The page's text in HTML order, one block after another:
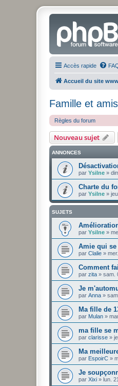
Accès rapide
Accueil du site
Famille et amis
Règles du forum
Nouveau sujet
ANNONCES
par Ysilne »
Charte du
par Ysilne »
SUJETS
par Ysilne »
Amie qui
par Clalie »
Comment
par zita » sam.
Je
par Anna »
Ma fille de
par Mulan »
ma fille se
par clarisse »
Ma
par EspoirC »
Je
par Xixi » lun.